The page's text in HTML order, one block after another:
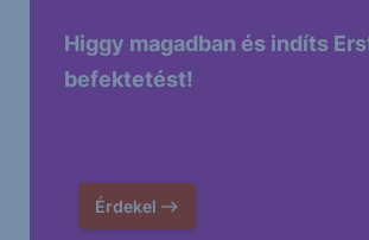
Higgy magadban és indíts
befektetést!
Érdekel